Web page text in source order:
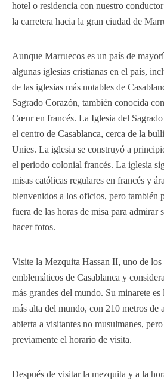
hotel o residencia con nuestro
la carretera hacia la gran ciudad de
Aunque Marruecos es un país de
algunas iglesias cristianas en el país,
de las iglesias más notables de
Sagrado Corazón, también conocida
Cœur en francés. La Iglesia del Sagrado
el centro de Casablanca, cerca de la
Unies. La iglesia se construyó a
el periodo colonial francés. La iglesia
misas católicas regulares en francés y
bienvenidos a los oficios, pero también
fuera de las horas de misa para admirar
hacer fotos.
Visite la Mezquita Hassan II, uno de los
emblemáticos de Casablanca y
más grandes del mundo. Su minarete
más alta del mundo, con 210 metros de
abierta a visitantes no musulmanes,
previamente el horario de visita.
Después de visitar la mezquita y a la